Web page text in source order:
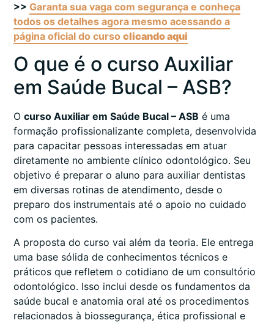
>> Garanta sua vaga com segurança e conheça
todos os detalhes agora mesmo acessando a
página oficial do curso clicando aqui
O que é o curso Auxiliar
em Saúde Bucal – ASB?
O curso Auxiliar em Saúde Bucal – ASB é uma
formação profissionalizante completa, desenvolvida
para capacitar pessoas interessadas em atuar
diretamente no ambiente clínico odontológico. Seu
objetivo é preparar o aluno para auxiliar dentistas
em diversas rotinas de atendimento, desde o
preparo dos instrumentais até o apoio no cuidado
com os pacientes.
A proposta do curso vai além da teoria. Ele entrega
uma base sólida de conhecimentos técnicos e
práticos que refletem o cotidiano de um consultório
odontológico. Isso inclui desde os fundamentos da
saúde bucal e anatomia oral até os procedimentos
relacionados à biossegurança, ética profissional e